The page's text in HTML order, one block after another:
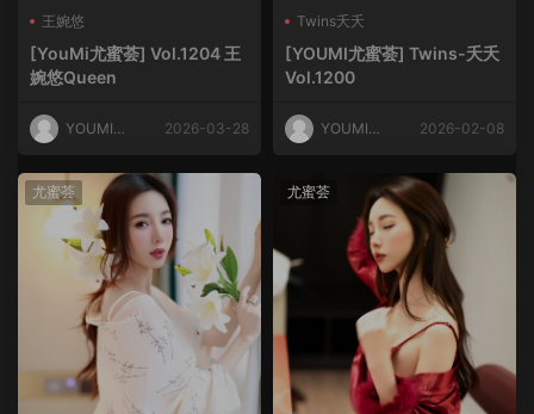
王婉悠
[YouMi尤蜜荟] Vol.1204 王
婉悠Queen
YOUMI尤
2026-03-28
Twins夭夭
[YOUMI尤蜜荟] Twins-夭夭
Vol.1200
YOUMI尤
2026-02-08
尤蜜荟 尤蜜荟